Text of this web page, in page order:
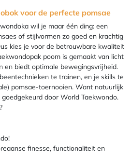
voor de perfecte pomsae
wil je maar één ding: een
of stijlvormen zo goed en krachtig
kies je voor de betrouwbare kwaliteit
poom is gemaakt van licht
en biedt optimale bewegingsvrijheid.
te trainen, en je skills te
pomsae-toernooien. Want natuurlijk
door World Taekwondo.
finesse, functionaliteit en